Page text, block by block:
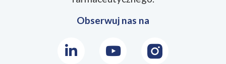
Obserwuj nas na
LinkedInYoutubeInstagram